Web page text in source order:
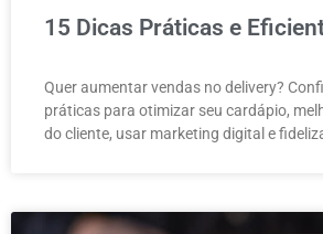
15 Dicas Práticas e
Quer aumentar vendas no delivery?
práticas para otimizar seu cardápio,
do cliente, usar marketing digital e